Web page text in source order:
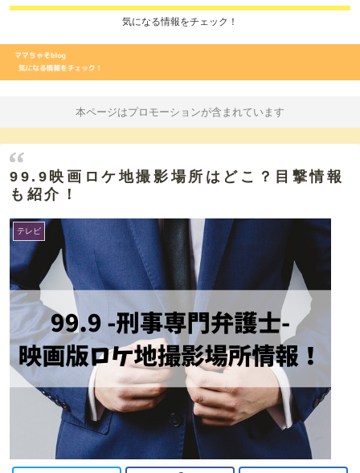
気になる情報をチェック！
本ページはプロモーションが含まれています
99.9映画ロケ地撮影場所はどこ？目撃情報
も紹介！
テレビ